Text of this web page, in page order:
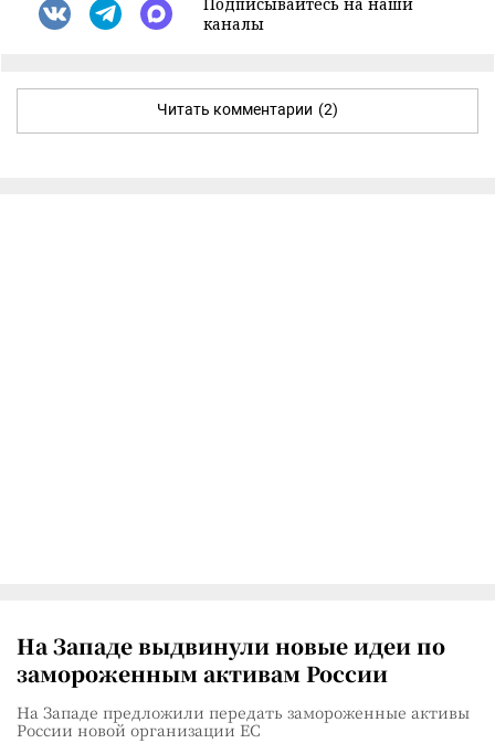
каналы
Читать комментарии (2)
На Западе выдвинули новые идеи по
замороженным активам России
На Западе предложили передать замороженные активы
России новой организации ЕС